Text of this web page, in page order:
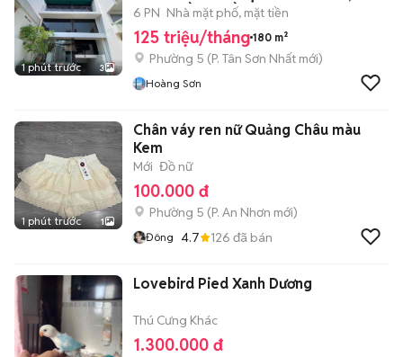
1 phút trước 3
9X20, HẦM 6 LẦU
6 PN Nhà mặt phố, mặt tiền
125 triệu/tháng 180 m²
Phường 5 (P. Tân Sơn Nhất mới)
Hoàng Sơn
1 phút trước 1
Chân váy ren nữ Quảng Châu màu
Kem
Mới Đồ nữ
100.000 đ
Phường 5 (P. An Nhơn mới)
Đông 4.7 126 đã bán
Lovebird Pied Xanh Dương
Thú Cưng Khác
1.300.000 đ